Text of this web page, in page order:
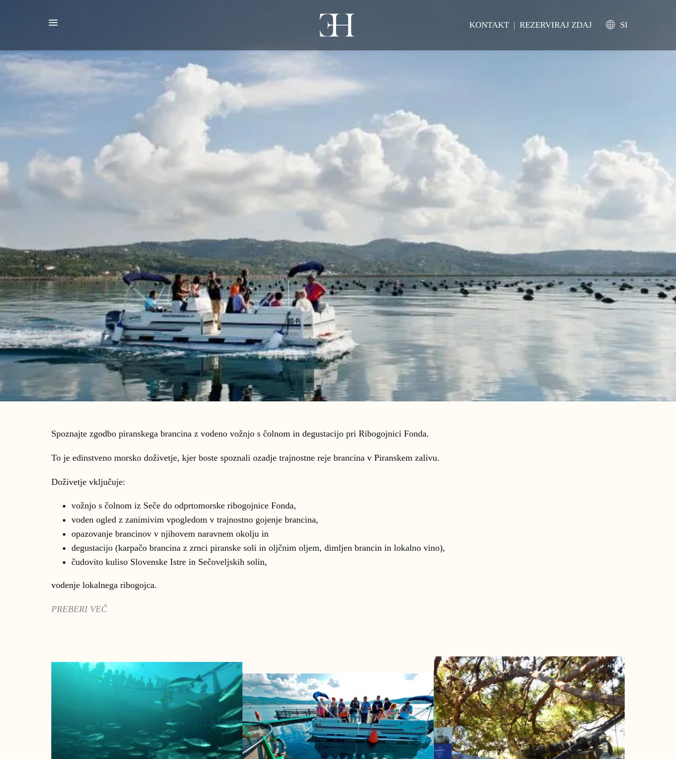
KONTAKT | REZERVIRAJ ZDAJ SI
Spoznajte zgodbo piranskega brancina z vodeno vožnjo s čolnom in degustacijo pri Ribogojnici Fonda.
To je edinstveno morsko doživetje, kjer boste spoznali ozadje trajnostne reje brancina v Piranskem zalivu.
Doživetje vključuje:
vožnjo s čolnom iz Seče do odprtomorske ribogojnice Fonda,
voden ogled z zanimivim vpogledom v trajnostno gojenje brancina,
opazovanje brancinov v njihovem naravnem okolju in
degustacijo (karpačo brancina z zrnci piranske soli in oljčnim oljem, dimljen brancin in lokalno vino),
čudovito kuliso Slovenske Istre in Sečoveljskih solin,
vodenje lokalnega ribogojca.
PREBERI VEČ